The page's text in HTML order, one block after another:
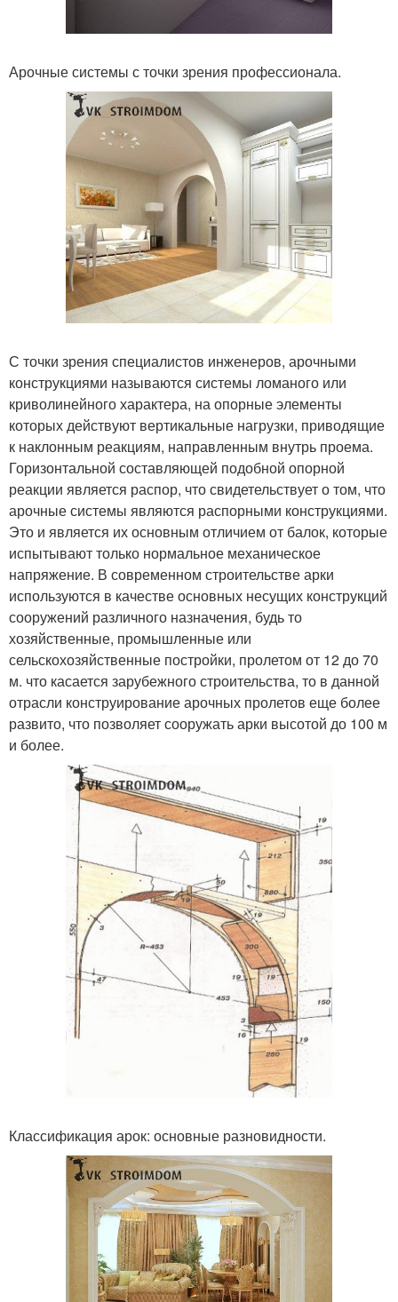
Арочные системы с точки зрения профессионала.
С точки зрения специалистов инженеров, арочными
конструкциями называются системы ломаного или
криволинейного характера, на опорные элементы
которых действуют вертикальные нагрузки, приводящие
к наклонным реакциям, направленным внутрь проема.
Горизонтальной составляющей подобной опорной
реакции является распор, что свидетельствует о том, что
арочные системы являются распорными конструкциями.
Это и является их основным отличием от балок, которые
испытывают только нормальное механическое
напряжение. В современном строительстве арки
используются в качестве основных несущих конструкций
сооружений различного назначения, будь то
хозяйственные, промышленные или
сельскохозяйственные постройки, пролетом от 12 до 70
м. что касается зарубежного строительства, то в данной
отрасли конструирование арочных пролетов еще более
развито, что позволяет сооружать арки высотой до 100 м
и более.
Классификация арок: основные разновидности.